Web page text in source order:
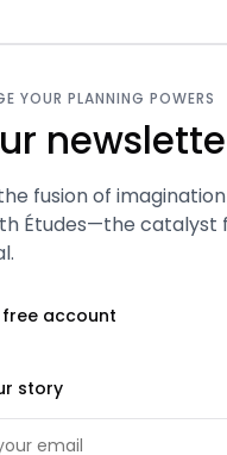
YOUR PLANNING POWERS
fusion of
Études—the catalyst
account
story